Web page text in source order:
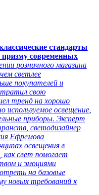
стандарты
призму современных
розничного магазина
светлее
покупателей и
свою
тренд на хорошо
освещение,
приборы. Эксперт
светодизайнер
Ефремова
освещения в
свет помогает
и эмоциями
на базовые
новых требований к